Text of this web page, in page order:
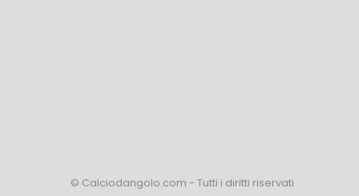
© Calciodangolo.com - Tutti i diritti riservati